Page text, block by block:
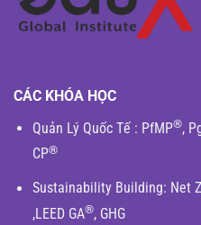
CÁC KHÓA HỌC
Quản Lý Quốc Tế: PfMP®,
CP®
Sustainability Building: Net
,LEED GA®, GHG